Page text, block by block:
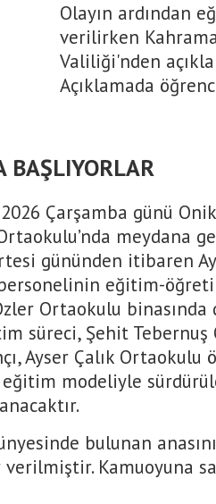
Olayın ardından
verilirken
Valiliği'nden
Açıklamada
BAŞLIYORLAR
Çarşamba günü
meydana
gününden itibaren
eğitim-
Ortaokulu binasında
süreci, Şehit Tebernuş
Ayser Çalık Ortaokulu
modeliyle
bulunan
verilmiştir. Kamuoyuna